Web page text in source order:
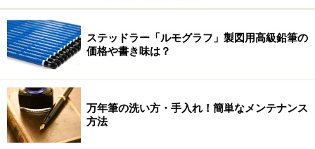
ステッドラー「ルモグラフ」製図用高級鉛筆の
価格や書き味は？
万年筆の洗い方・手入れ！簡単なメンテナンス
方法